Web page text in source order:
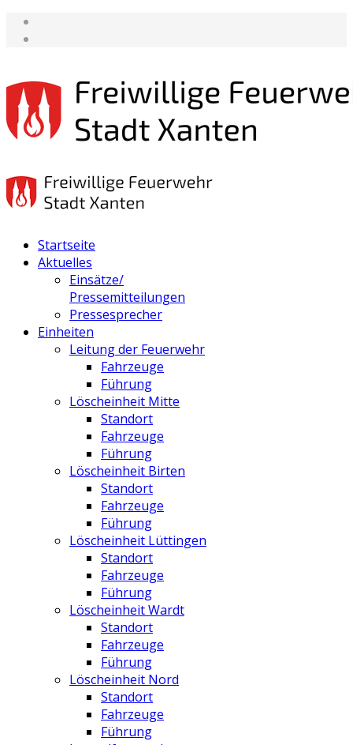
Startseite
Aktuelles
Einsätze/
Pressemitteilungen
Pressesprecher
Einheiten
Leitung der Feuerwehr
Fahrzeuge
Führung
Löscheinheit Mitte
Standort
Fahrzeuge
Führung
Löscheinheit Birten
Standort
Fahrzeuge
Führung
Löscheinheit Lüttingen
Standort
Fahrzeuge
Führung
Löscheinheit Wardt
Standort
Fahrzeuge
Führung
Löscheinheit Nord
Standort
Fahrzeuge
Führung